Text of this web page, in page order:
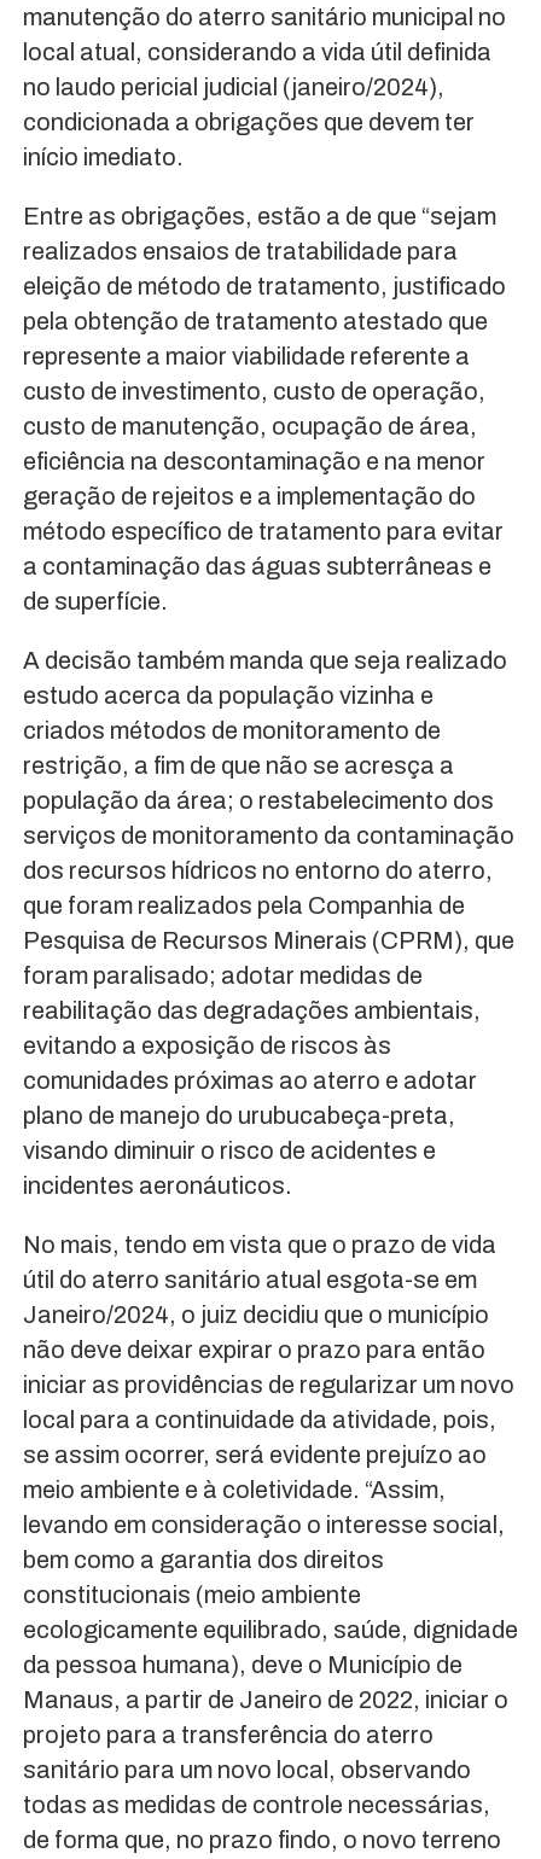
manutenção do aterro sanitário municipal no
local atual, considerando a vida útil definida
no laudo pericial judicial (janeiro/2024),
condicionada a obrigações que devem ter
início imediato.
Entre as obrigações, estão a de que “sejam
realizados ensaios de tratabilidade para
eleição de método de tratamento, justificado
pela obtenção de tratamento atestado que
represente a maior viabilidade referente a
custo de investimento, custo de operação,
custo de manutenção, ocupação de área,
eficiência na descontaminação e na menor
geração de rejeitos e a implementação do
método específico de tratamento para evitar
a contaminação das águas subterrâneas e
de superfície.
A decisão também manda que seja realizado
estudo acerca da população vizinha e
criados métodos de monitoramento de
restrição, a fim de que não se acresça a
população da área; o restabelecimento dos
serviços de monitoramento da contaminação
dos recursos hídricos no entorno do aterro,
que foram realizados pela Companhia de
Pesquisa de Recursos Minerais (CPRM), que
foram paralisado; adotar medidas de
reabilitação das degradações ambientais,
evitando a exposição de riscos às
comunidades próximas ao aterro e adotar
plano de manejo do urubucabeça-preta,
visando diminuir o risco de acidentes e
incidentes aeronáuticos.
No mais, tendo em vista que o prazo de vida
útil do aterro sanitário atual esgota-se em
Janeiro/2024, o juiz decidiu que o município
não deve deixar expirar o prazo para então
iniciar as providências de regularizar um novo
local para a continuidade da atividade, pois,
se assim ocorrer, será evidente prejuízo ao
meio ambiente e à coletividade. “Assim,
levando em consideração o interesse social,
bem como a garantia dos direitos
constitucionais (meio ambiente
ecologicamente equilibrado, saúde, dignidade
da pessoa humana), deve o Município de
Manaus, a partir de Janeiro de 2022, iniciar o
projeto para a transferência do aterro
sanitário para um novo local, observando
todas as medidas de controle necessárias,
de forma que, no prazo findo, o novo terreno